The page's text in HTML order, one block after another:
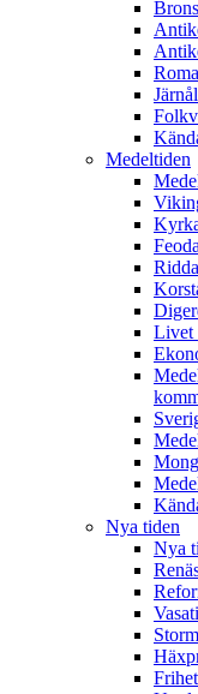
Medeltiden
Livet
Nya tiden
Nya